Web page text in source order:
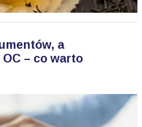
a
– co warto